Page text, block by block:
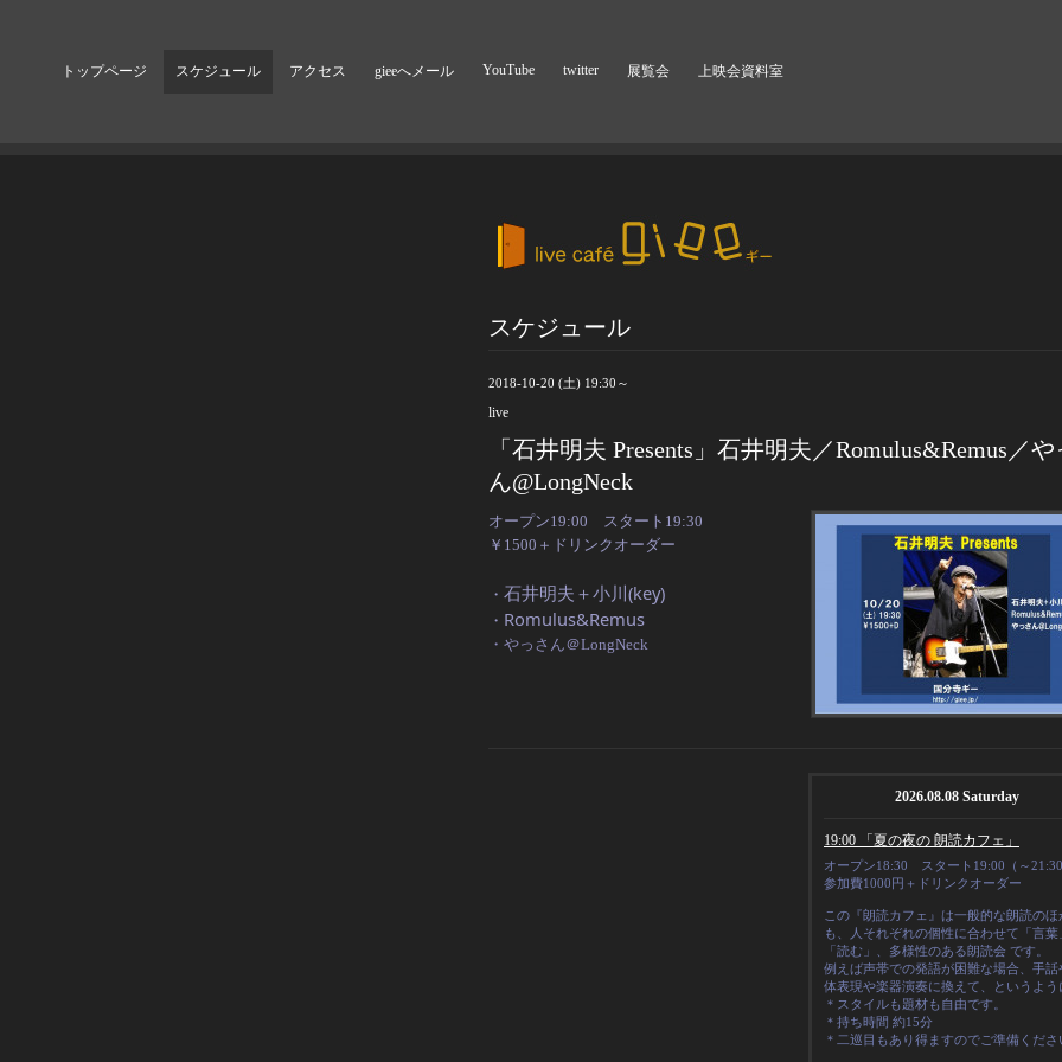
トップページ スケジュール アクセス gieeへメール YouTube twitter 展覧会 上映会資料室
スケジュール
2018-10-20 (土) 19:30～
live
「石井明夫 Presents」石井明夫／Romulus&Remus／
ん@LongNeck
オープン19:00 スタート19:30
￥1500＋ドリンクオーダー
・ 石井明夫＋小川(key)
・ Romulus&Remus
・やっさん＠LongNeck
2026.08.08 Saturday
19:00 「夏の夜の 朗読カフェ」
オープン18:30 スタート19:00（～
参加費1000円＋ドリンクオーダー
この『朗読カフェ』は一般的な朗読のほ
も、人それぞれの個性に合わせて「言葉
「読む」、多様性のある朗読会 です。
例えば声帯での発語が困難な場合、手話
体表現や楽器演奏に換えて、というよう
＊スタイルも題材も自由です。
＊ 持ち時間 約15分
＊二巡目もあり得ますのでご準備くださ